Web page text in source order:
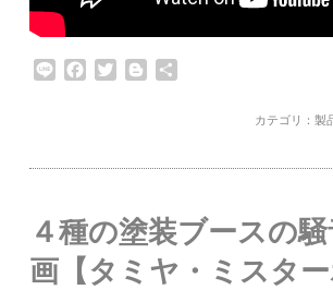
Line Facebook
TwitterBlogger
カテゴリ：製
４種の塗装ブースの
画【タミヤ・ミスタ